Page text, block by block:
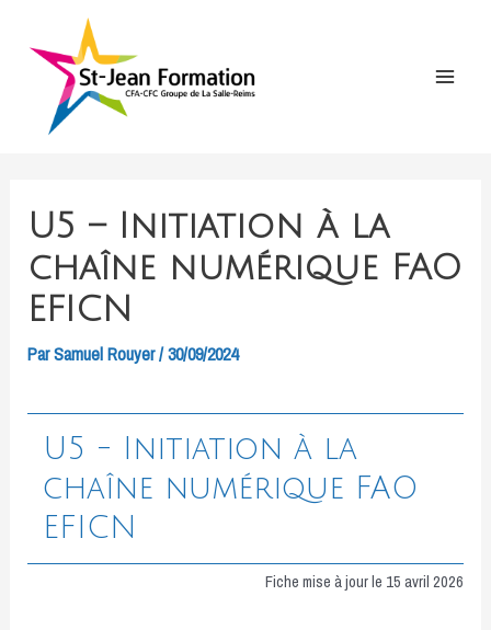
contenu
U5 – Initiation à la
chaîne numérique FAO
EFICN
ParSamuel Rouyer/30/09/2024
U5 - Initiation à la
chaîne numérique FAO
EFICN
Fiche mise à jour le 15 avril 2026